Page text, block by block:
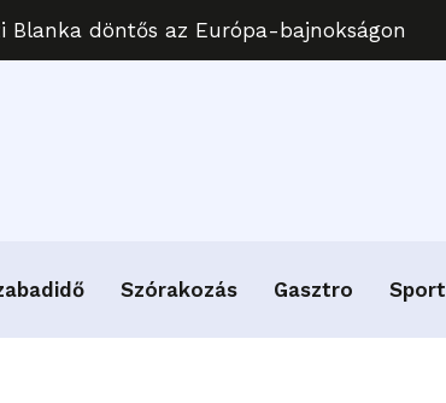
Blanka döntős az Európa-bajnokságon
Szórakozás Gasztro Sport